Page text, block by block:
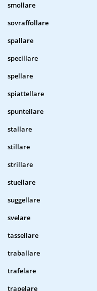
smollare
sovraffollare
spallare
specillare
spellare
spiattellare
spuntellare
stallare
stillare
strillare
stuellare
suggellare
svelare
tassellare
traballare
trafelare
trapelare